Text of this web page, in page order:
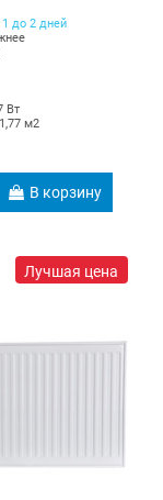
1 до 2 дней
Вт
м2
В корзину
Лучшая цена